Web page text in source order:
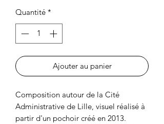
Quantité *
Ajouter au panier
Composition autour de la Cité
Administrative de Lille, visuel réalisé à
partir d'un pochoir créé en 2013.